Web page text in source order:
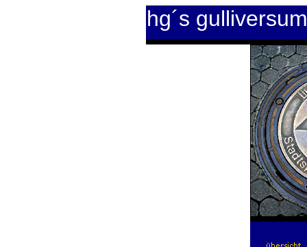
hg´s gulliversum